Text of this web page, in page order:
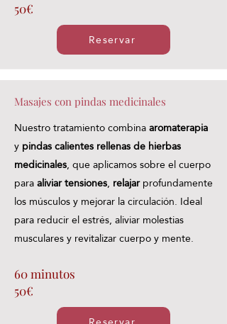
50€
Reservar
Masajes con pindas medicinales
Nuestro tratamiento combinaaromaterapia
ypindas calientes rellenas de hierbas
medicinales, que aplicamos sobre el cuerpo
paraaliviar tensiones, relajarprofundamente
los músculos y mejorar la circulación. Ideal
para reducir el estrés, aliviar molestias
musculares y revitalizar cuerpo y mente.
60 minutos
50€